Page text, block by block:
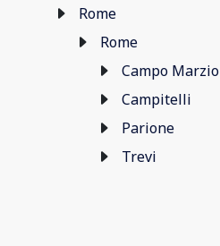
Rome
Rome
Campo Marzio
Campitelli
Parione
Trevi